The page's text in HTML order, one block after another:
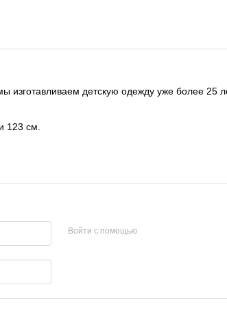
изготавливаем детскую одежду уже более 25
123 см.
Войти с помощью